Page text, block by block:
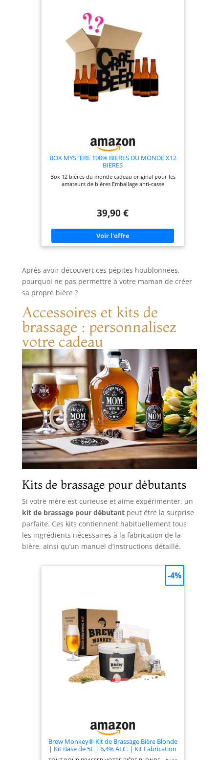
assortiment idéal pour les amateurs de bière
curieux, les moments conviviaux entre amis ou
pour faire un cadeau original et ancré dans son
terroir du Sud-Ouest, à savourer bien frais
MAISON CELLIER DU PÉRIGORD DEPUIS 1973 :
épicerie fine familiale de Sarlat, sélection de bières
artisanales du terroir du Sud-Ouest à offrir ou à
se faire plaisir — l'abus d'alcool est dangereux
pour la santé, à consommer avec modération
BOX MYSTERE 100% BIERES DU MONDE X12
BIERES
Box 12 bières du monde cadeau original pour les
amateurs de bières Emballage anti-casse
39,90 €
Après avoir découvert ces pépites houblonnées,
pourquoi ne pas permettre à votre maman de créer
sa propre bière ?
Accessoires et kits de
brassage : personnalisez
votre cadeau
Kits de brassage pour débutants
Si votre mère est curieuse et aime expérimenter, un
kit de brassage pour débutantpeut être la surprise
parfaite. Ces kits contiennent habituellement tous
les ingrédients nécessaires à la fabrication de la
bière, ainsi qu’un manuel d’instructions détaillé.
Brew Monkey® Kit de Brassage Bière Blonde
| Kit Base de 5L | 6,4% ALC. | Kit Fabrication
Bière | Idée Cadeau Homme | Kit Bière |
-4%